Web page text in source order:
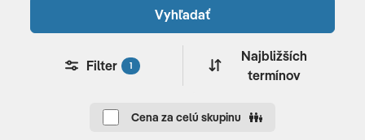
alergie nutné nahlásiť vopred
Vybavenie a služby hotela
vstupná hala s recepciou • hlavná reštaurácia • lobby s
WIFI • 6 á la carte reštaurácií • 5 barov • 10 bazénov • 8
detských bazénov • 4 jacuzzi • aquapark - tobogany •
Vyhľadať
Filter 1
Najbližších
termínov
Cena za celú skupinu